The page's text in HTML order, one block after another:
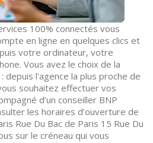
100% connectés vous
en ligne en quelques clics et
votre ordinateur, votre
Vous avez le choix de la
l'agence la plus proche de
souhaitez effectuer vos
d’un conseiller BNP
les horaires d’ouverture de
Rue Du Bac de Paris 15 Rue Du
sur le créneau qui vous